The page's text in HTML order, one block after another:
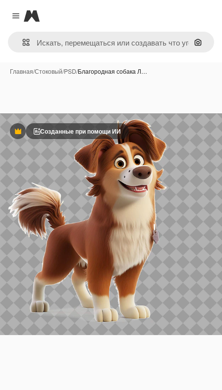
Close menu
Magnific
Поиск
Главная/Стоковый/PSD/Благородная собака Л…
ПремиумСозданные при помощи ИИ